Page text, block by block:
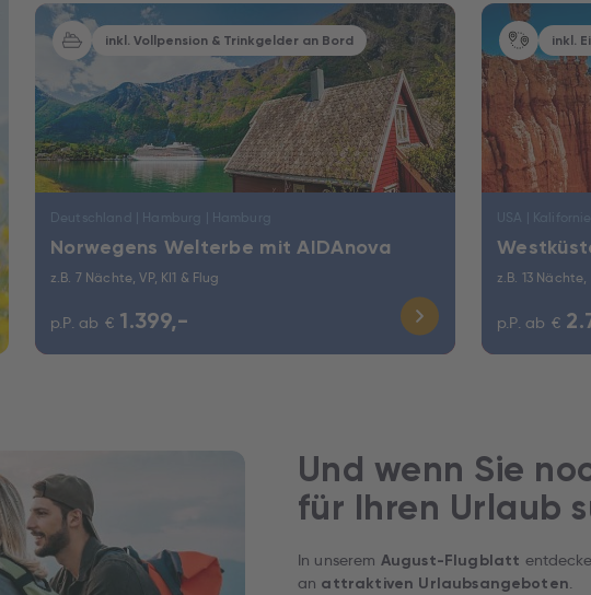
inkl. Vollpension & Trinkgelder an Bord
Norwegens Welterbe mit AIDAnova
z.B. 7 Nächte, VP, KI1 & Flug
p.P. ab € 1.399,-
inkl.
z.B. 13 Nächte,
p.P. ab €
Und wenn Sie
für Ihren Urlaub
In unserem August-Flugblatt
an attraktiven Urlaubsangeboten.